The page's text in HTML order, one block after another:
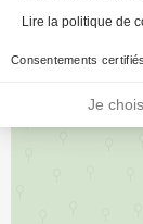
Lire la politique de
Consentements
Je